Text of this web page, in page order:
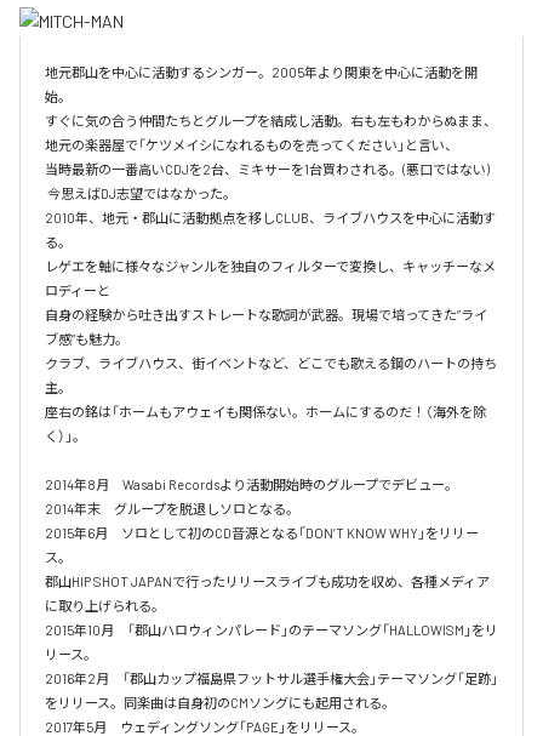
地元郡山を中心に活動するシンガー。2005年より関東を中心に活動を開
始。
すぐに気の合う仲間たちとグループを結成し活動。右も左もわからぬまま、
地元の楽器屋で「ケツメイシになれるものを売ってください」と言い、
当時最新の一番高いCDJを2台、ミキサーを1台買わされる。(悪口ではない)
今思えばDJ志望ではなかった。
2010年、地元・郡山に活動拠点を移しCLUB、ライブハウスを中心に活動す
る。
レゲエを軸に様々なジャンルを独自のフィルターで変換し、キャッチーなメ
ロディーと
自身の経験から吐き出すストレートな歌詞が武器。現場で培ってきた”ライ
ブ感”も魅力。
クラブ、ライブハウス、街イベントなど、どこでも歌える鋼のハートの持ち
主。
座右の銘は「ホームもアウェイも関係ない。ホームにするのだ！（海外を除
く）」。
2014年8月　Wasabi Recordsより活動開始時のグループでデビュー。
2014年末　グループを脱退しソロとなる。
2015年6月　ソロとして初のCD音源となる「DON’T KNOW WHY」をリリー
ス。
郡山HIP SHOT JAPANで行ったリリースライブも成功を収め、各種メディア
に取り上げられる。
2015年10月　「郡山ハロウィンパレード」のテーマソング「HALLOWISM」をリ
リース。
2016年2月　「郡山カップ福島県フットサル選手権大会」テーマソング「足跡」
をリリース。同楽曲は自身初のCMソングにも起用される。
2017年5月　ウェディングソング「PAGE」をリリース。